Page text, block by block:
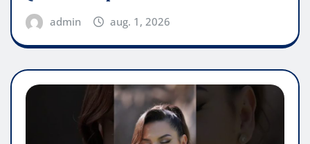
admin aug. 1, 2026